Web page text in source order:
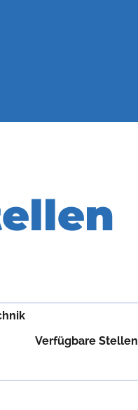
Verfügbare Stellen